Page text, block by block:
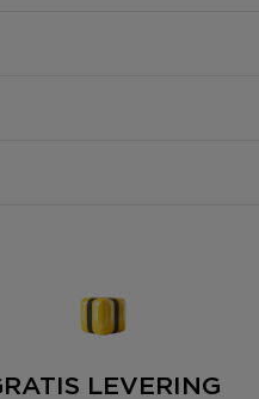
LEVERING